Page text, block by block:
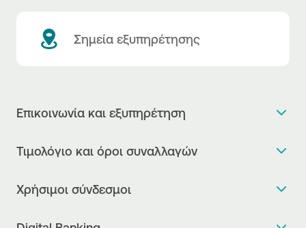
Σημεία εξυπηρέτησης
Επικοινωνία και εξυπηρέτηση
Η νέα Ψηφιακή Εποχή στις συναλλαγές, έφτασε!
Τιμολόγιο και όροι συναλλαγών
Χρήσιμοι σύνδεσμοι